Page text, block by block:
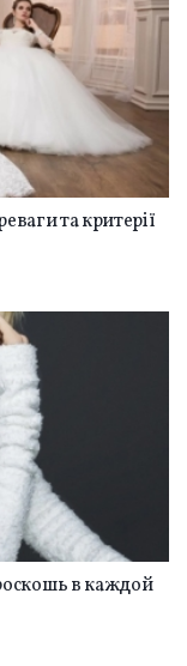
та критерії
в каждой